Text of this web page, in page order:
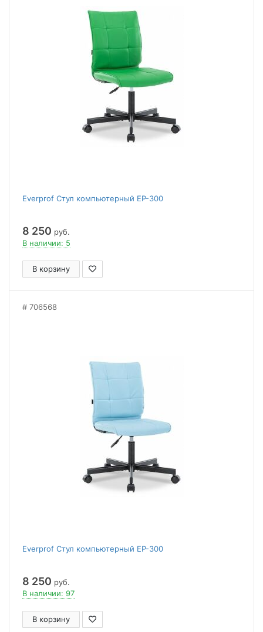
Everprof Стул компьютерный EP-300
8 250 руб.
В наличии: 5
В корзину
706568
Everprof Стул компьютерный EP-300
8 250 руб.
В наличии: 97
В корзину